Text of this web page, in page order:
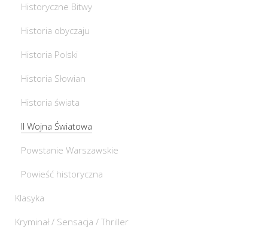
Historyczne Bitwy
Historia obyczaju
Historia Polski
Historia Słowian
Historia świata
II Wojna Światowa
Powstanie Warszawskie
Powieść historyczna
Klasyka
Kryminał / Sensacja / Thriller